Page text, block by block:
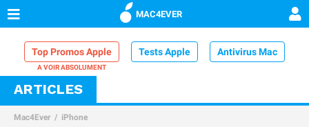
MAC4EVER
Top Promos Apple Tests Apple Antivirus Mac
VPN Mac
Comparatif iPhone
ARTICLES
Mac4Ever iPhone